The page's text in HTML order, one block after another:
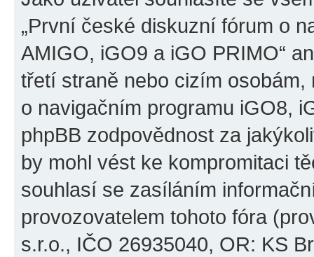
„První české diskuzní fórum o
AMIGO, iGO9 a iGO PRIMO“
třetí straně nebo cizím
o navigačním programu iGO8,
phpBB zodpovědnost za
by mohl vést ke kompromitaci
souhlasí se zasíláním
provozovatelem tohoto fóra
s.r.o., IČO 26935040, OR: KS